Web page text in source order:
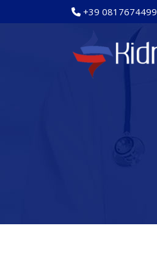
+39 0817674499